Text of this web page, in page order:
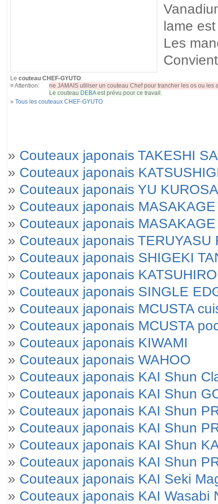
lame
Les
Le couteau CHEF-GYUTO:
¤ Attention:
ne JAMAIS utiliser un couteau Chef pour trancher les os ou les
Le couteau DEBAest prévu pour ce travail.
» Tous les couteaux CHEF-GYUTO
» Couteaux japonais TAKESHI
» Couteaux japonais
» Couteaux japonais YU
» Couteaux japonais
» Couteaux japonais
» Couteaux japonais TERUYASU
» Couteaux japonais SHIGEKI
» Couteaux japonais
» Couteaux japonais SINGLE
» Couteaux japonais MCUSTA
» Couteaux japonais MCUSTA
» Couteaux japonais KIWAMI
» Couteaux japonais WAHOO
» Couteaux japonais KAI Shun
» Couteaux japonais KAI Shun
» Couteaux japonais KAI Shun
» Couteaux japonais KAI Shun
» Couteaux japonais KAI Shun
» Couteaux japonais KAI Shun
» Couteaux japonais KAI Seki
» Couteaux japonais KAI Wasabi